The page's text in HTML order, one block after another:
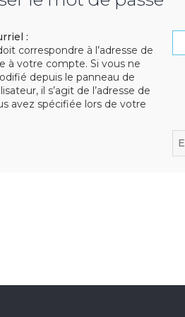
:
correspondre à l’adresse de
à votre compte. Si vous ne
depuis le panneau de
il s’agit de l’adresse de
avez spécifiée lors de votre